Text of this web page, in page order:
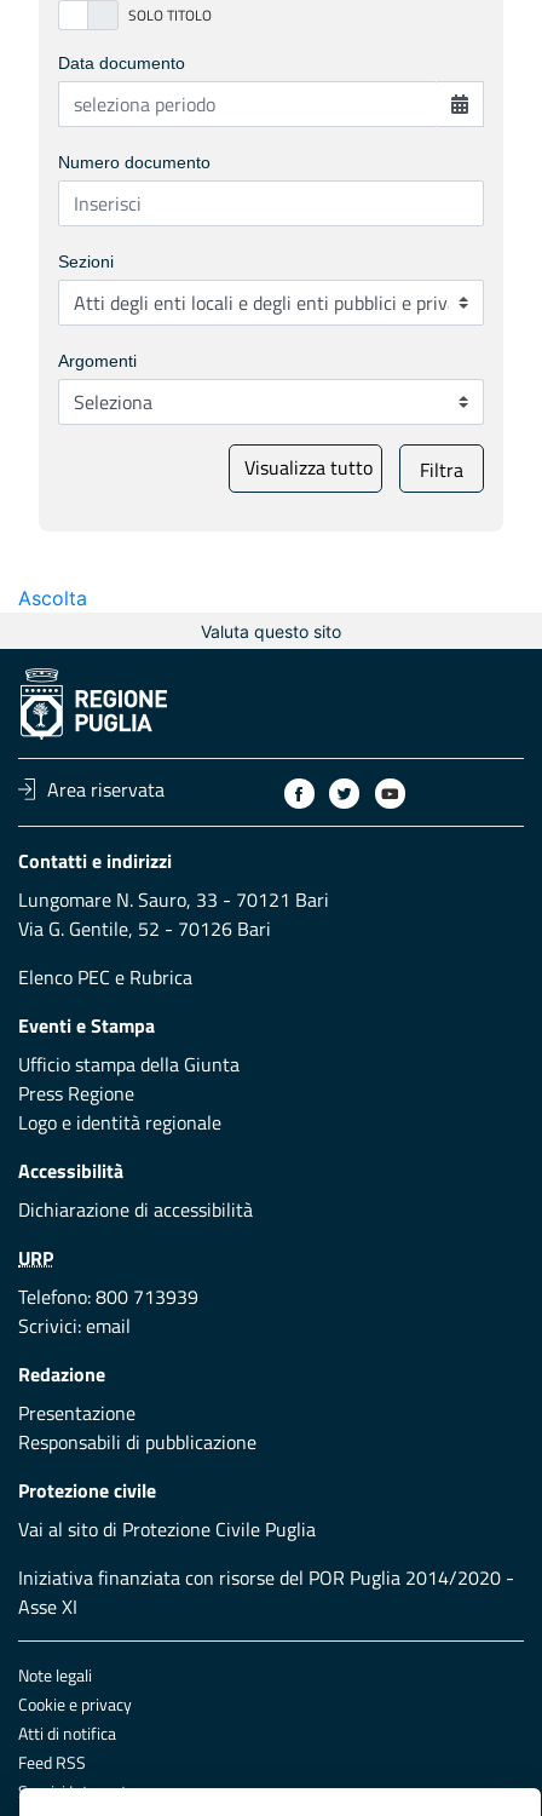
Data documento
Numero documento
Sezioni
Argomenti
Visualizza tutto Filtra
Ascolta
Valuta questo sito
Area riservata
Contatti e indirizzi
Lungomare N. Sauro, 33 - 70121 Bari
Via G. Gentile, 52 - 70126 Bari
Elenco PEC e Rubrica
Eventi e Stampa
Ufficio stampa della Giunta
Press Regione
Logo e identità regionale
Accessibilità
Dichiarazione di accessibilità
URP
Telefono: 800 713939
Scrivici:email
Redazione
Presentazione
Responsabili di pubblicazione
Protezione civile
Vai al sito di Protezione Civile Puglia
Iniziativa finanziata con risorse del POR Puglia 2014/2020 -
Asse XI
Note legali
Cookie e privacy
Atti di notifica
Feed RSS
Servizi Intranet